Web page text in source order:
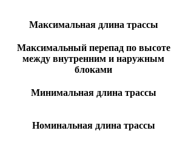
Максимальная длина трассы
Максимальный перепад по высоте
между внутренним и наружным
блоками
Минимальная длина трассы
Номинальная длина трассы